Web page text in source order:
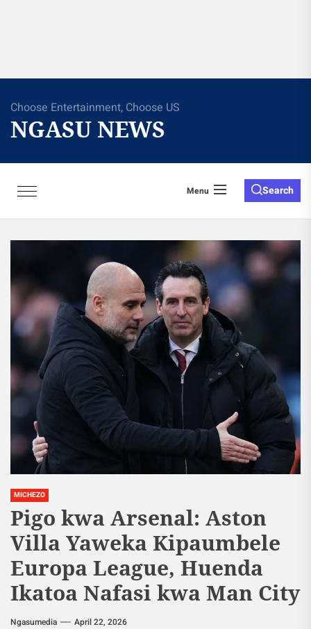
Choose Entertainment, Choose US
NGASU NEWS
Menu Search
MICHEZO
Pigo kwa Arsenal: Aston
Villa Yaweka Kipaumbele
Europa League, Huenda
Ikatoa Nafasi kwa Man City
Ngasumedia April 22, 2026